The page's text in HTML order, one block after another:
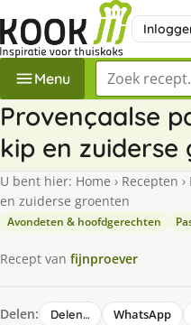
Menu Zoek een
Provençaalse
kip en zuiderse
U bent hier: Home › Recepten ›
en zuiderse groenten
Avondeten & hoofdgerechten
Recept van fijnproever
Delen: Delen… WhatsApp